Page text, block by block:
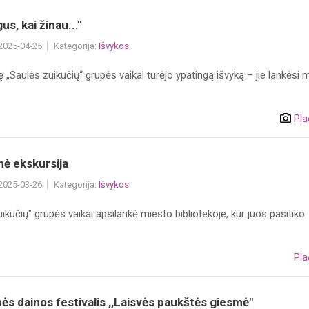
kai žinau..."
04-25 Kategorija: Išvykos
„Saulės zuikučių“ grupės vaikai turėjo ypatingą išvyką – jie lankėsi
ekskursija
03-26 Kategorija: Išvykos
grupės vaikai apsilankė miesto bibliotekoje, kur juos pasitiko
dainos festivalis ,,Laisvės paukštės giesmė"